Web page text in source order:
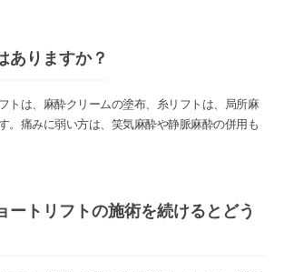
ありますか？
トは、麻酔クリームの塗布、糸リフトは、局所麻
。痛みに弱い方は、笑気麻酔や静脈麻酔の併用も
ートリフトの施術を続けるとどう